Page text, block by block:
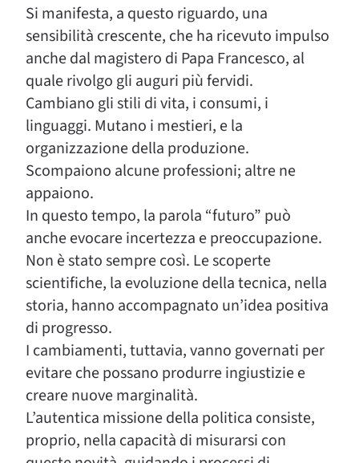
Si manifesta, a questo riguardo, una
sensibilità crescente, che ha ricevuto impulso
anche dal magistero di Papa Francesco, al
quale rivolgo gli auguri più fervidi.
Cambiano gli stili di vita, i consumi, i
linguaggi. Mutano i mestieri, e la
organizzazione della produzione.
Scompaiono alcune professioni; altre ne
appaiono.
In questo tempo, la parola “futuro” può
anche evocare incertezza e preoccupazione.
Non è stato sempre così. Le scoperte
scientifiche, la evoluzione della tecnica, nella
storia, hanno accompagnato un’idea positiva
di progresso.
I cambiamenti, tuttavia, vanno governati per
evitare che possano produrre ingiustizie e
creare nuove marginalità.
L’autentica missione della politica consiste,
proprio, nella capacità di misurarsi con